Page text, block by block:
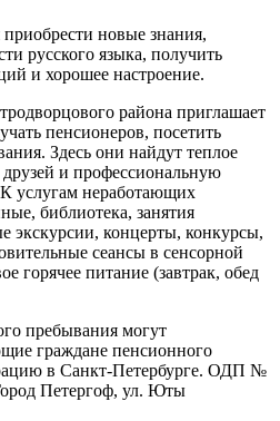
новые знания,
русского языка, получить
и хорошее настроение.
района приглашает
пенсионеров, посетить
Здесь они найдут теплое
и профессиональную
услугам неработающих
библиотека, занятия
экскурсии, концерты, конкурсы,
сеансы в сенсорной
горячее питание (завтрак, обед
пребывания могут
граждане пенсионного
в Санкт-Петербурге. ОДП №
Петергоф, ул. Юты